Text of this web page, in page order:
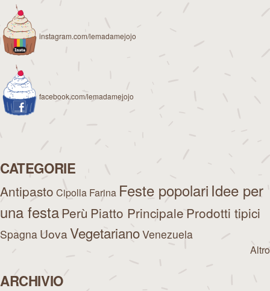
instagram.com/lemadamejojo
facebook.com/lemadamejojo
CATEGORIE
Antipasto Cipolla Farina Feste popolari Idee per
una festa Perù Piatto Principale Prodotti tipici
Spagna UovaVegetarianoVenezuela
Altro
ARCHIVIO